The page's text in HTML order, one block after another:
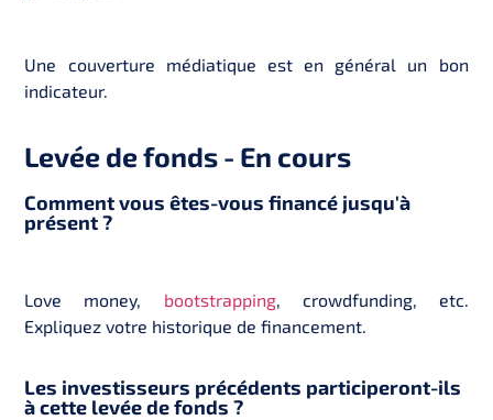
Une couverture médiatique est en général un bon
indicateur.
Levée de fonds - En cours
Comment vous êtes-vous financé jusqu'à
présent ?
Love money, bootstrapping, crowdfunding, etc.
Expliquez votre historique de financement.
Les investisseurs précédents participeront-ils
à cette levée de fonds ?